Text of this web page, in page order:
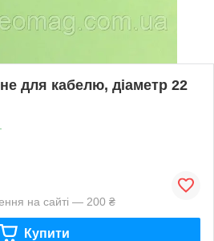
для кабелю, діаметр 22
на сайті — 200 ₴
Купити